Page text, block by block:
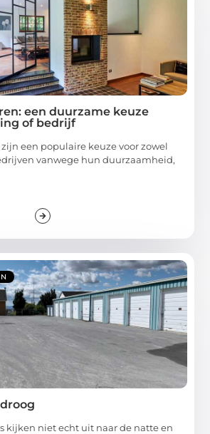
een duurzame keuze
of bedrijf
een populaire keuze voor zowel
vanwege hun duurzaamheid,
kijken niet echt uit naar de natte en